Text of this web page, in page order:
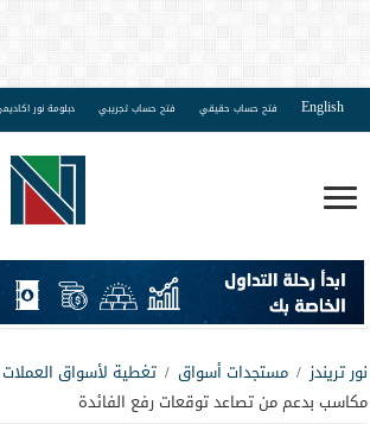
English فتح حساب حقيقي فتح حساب تجريبي دبلومة نور
نور تريندز / مستجدات أسواق / تغطية لأسواق العملات
مكاسب بدعم من تصاعد توقعات رفع الفائدة